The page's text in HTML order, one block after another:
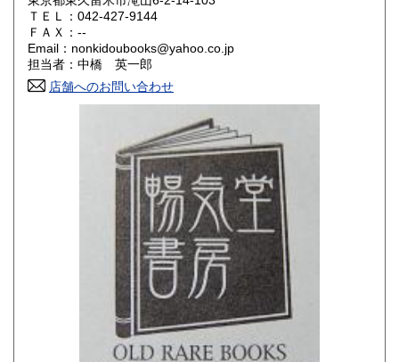
山口県 180円
香川県 180円 愛媛県
高知県
180円 長崎県
180円 大分県
180円 鹿児島県
180円
ＴＥＬ：042-427-9144
ＦＡＸ：--
Email：nonkidoubooks@yahoo.co.jp
担当者：中橋 英一郎
店舗へのお問い合わせ